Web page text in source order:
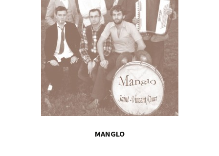
MANGLO